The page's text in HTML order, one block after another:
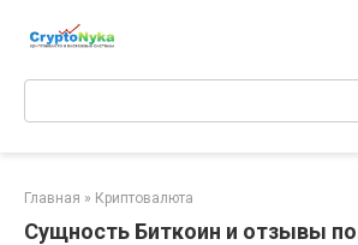
Главная » Криптовалюта
Сущность Биткоин и отзывы